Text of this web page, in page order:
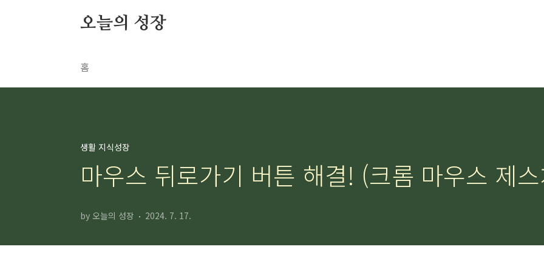
오늘의 성장
홈
생활 지식성장
마우스 뒤로가기 버튼 해결! (크롬 마우스 제
by 오늘의 성장 2024. 7. 17.